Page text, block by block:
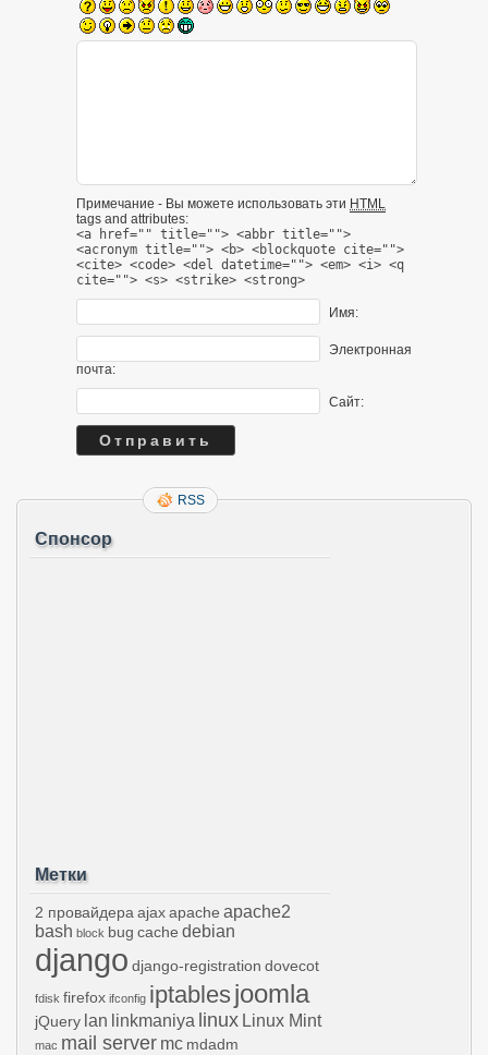
Примечание - Вы можете использовать эти HTML
tags and attributes:
<a href="" title=""> <abbr title="">
<acronym title=""> <b> <blockquote cite="">
<cite> <code> <del datetime=""> <em> <i> <q
cite=""> <s> <strike> <strong>
Имя:
Электронная
почта:
Сайт:
RSS
Спонсор
Метки
2 провайдера ajaxapache apache2
bash block bug cache debian
django django-registration dovecot
fdisk firefox ifconfig iptablesjoomla
jQuery lan linkmaniya linux Linux Mint
mac mail server mc mdadm